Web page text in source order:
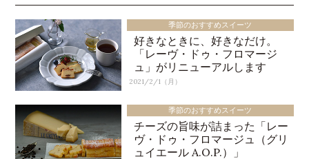
季節のおすすめスイーツ
好きなときに、好きなだけ。
「レーヴ・ドゥ・フロマージ
ュ」がリニューアルします
2021/2/1（月）
季節のおすすめスイーツ
チーズの旨味が詰まった「レー
ヴ・ドゥ・フロマージュ（グリ
ュイエール A.O.P.）」